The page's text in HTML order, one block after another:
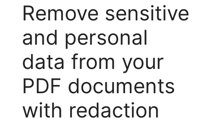
Remove sensitive
and personal
data from your
PDF documents
with redaction